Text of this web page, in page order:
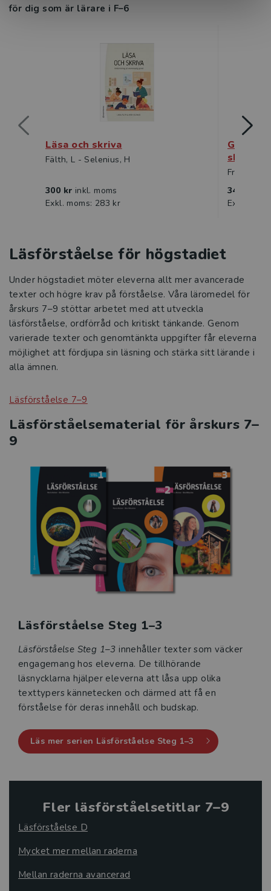
för dig som är lärare i F–6
Läsa och skriva
Fälth, L - Selenius, H
300 kr inkl. moms
Exkl. moms: 283 kr
347 kr
Exkl.
Läsförståelse för högstadiet
Under högstadiet möter eleverna allt mer avancerade
texter och högre krav på förståelse. Våra läromedel för
årskurs 7–9 stöttar arbetet med att utveckla
läsförståelse, ordförråd och kritiskt tänkande. Genom
varierade texter och genomtänkta uppgifter får eleverna
möjlighet att fördjupa sin läsning och stärka sitt lärande i
alla ämnen.
Läsförståelse 7–9
Läsförståelsematerial för årskurs 7–
9
Läsförståelse Steg 1–3
Läsförståelse Steg 1–3 innehåller texter som väcker
engagemang hos eleverna. De tillhörande
läsnycklarna hjälper eleverna att låsa upp olika
texttypers kännetecken och därmed att få en
förståelse för deras innehåll och budskap.
Läs mer serien Läsförståelse Steg 1–3
Fler läsförståelsetitlar 7–9
Läsförståelse D
Mycket mer mellan raderna
Mellan raderna avancerad